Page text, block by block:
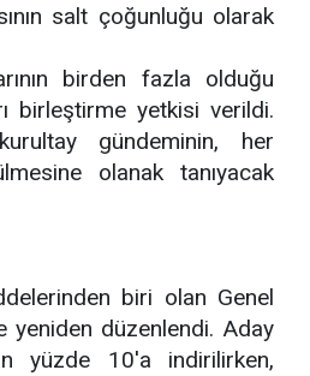
salt çoğunluğu olarak
birden fazla olduğu
birleştirme yetkisi verildi.
gündeminin, her
olanak tanıyacak
biri olan Genel
yeniden düzenlendi. Aday
yüzde 10'a indirilirken,